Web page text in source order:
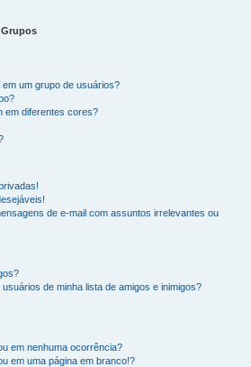
Grupos
um grupo de usuários?
em diferentes cores?
de e-mail com assuntos irrelevantes ou
de minha lista de amigos e inimigos?
em nenhuma ocorrência?
em uma página em branco!?